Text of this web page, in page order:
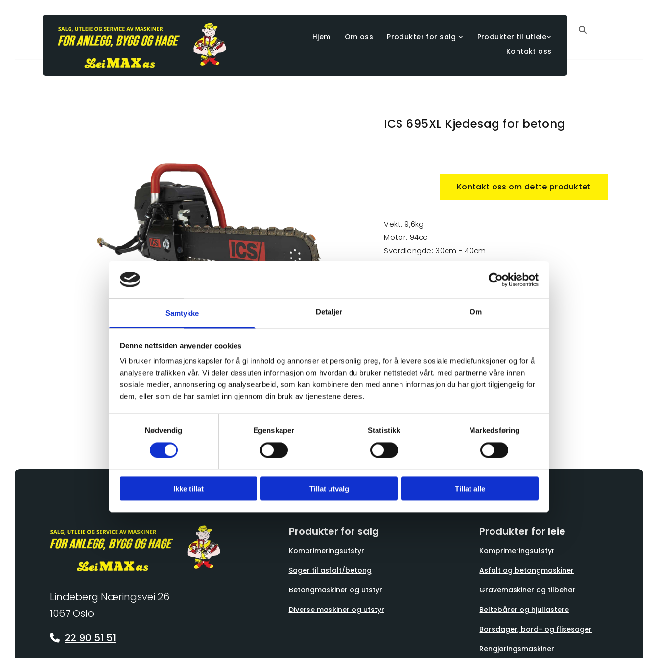
Samtykke Detaljer Om
Denne nettsiden anvender cookies
Vi bruker informasjonskapsler for å gi innhold og annonser et personlig preg, for å levere sosiale mediefunksjoner og for å
analysere trafikken vår. Vi deler dessuten informasjon om hvordan du bruker nettstedet vårt, med partnerne våre innen
sosiale medier, annonsering og analysearbeid, som kan kombinere den med annen informasjon du har gjort tilgjengelig for
dem, eller som de har samlet inn gjennom din bruk av tjenestene deres.
Nødvendig
Egenskaper Statistikk Markedsføring
Ikke tillat Tillat utvalg Tillat alle
Hjem Om oss Produkter for salg
Produkter til utleie
Kontakt oss
ICS 695XL Kjedesag for betong
Kontakt oss om dette produktet
Vekt: 9,6kg
Motor: 94cc
Sverdlengde: 30cm - 40cm
Lindeberg Næringsvei 26
1067 Oslo
 22 90 51 51
Produkter for salg
Komprimeringsutstyr
Sager til asfalt/betong
Betongmaskiner og utstyr
Diverse maskiner og utstyr
Produkter for leie
Komprimeringsutstyr
Asfalt og betongmaskiner
Gravemaskiner og tilbehør
Beltebårer og hjullastere
Borsdager, bord- og flisesager
Rengjøringsmaskiner